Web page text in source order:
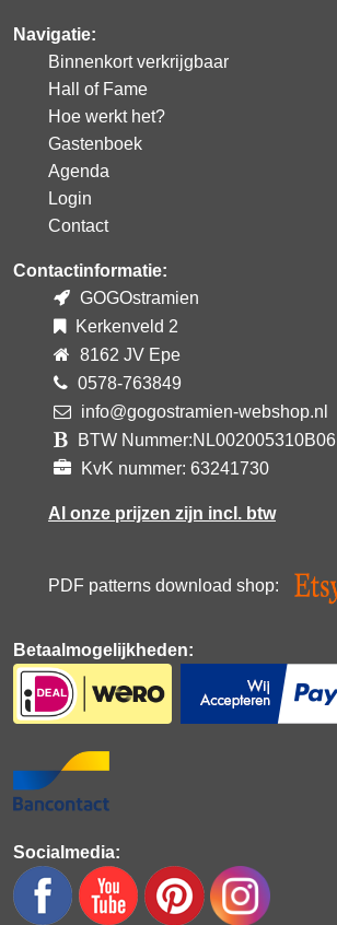
Navigatie:
Binnenkort verkrijgbaar
Hall of Fame
Hoe werkt het?
Gastenboek
Agenda
Login
Contact
Contactinformatie:
GOGOstramien
Kerkenveld 2
8162 JV Epe
0578-763849
info@gogostramien-webshop.nl
BTW Nummer:NL002005310B06
KvK nummer: 63241730
Al onze prijzen zijn incl. btw
PDF patterns download shop:
Betaalmogelijkheden:
Socialmedia: